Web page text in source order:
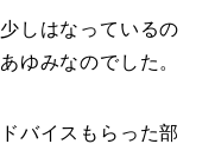
しはなっているの
ゆみなのでした。
バイスもらった部